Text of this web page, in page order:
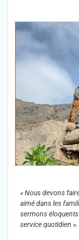
« Nous devons
aimé dans les
sermons
service quotidien